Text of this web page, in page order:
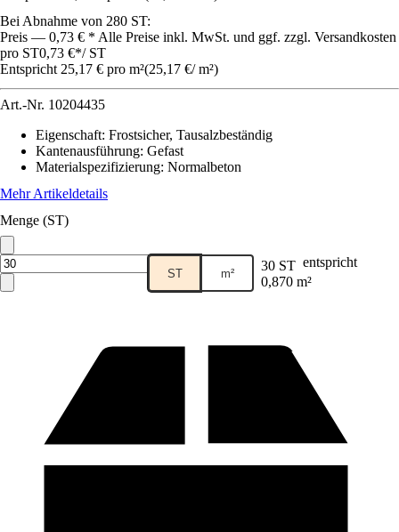
Bei Abnahme von 280 ST:
Preis — 0,73 € * Alle Preise inkl. MwSt. und ggf. zzgl. Versandkosten
pro ST0,73 €*/ ST
Entspricht 25,17 € pro m²(25,17 €/ m²)
Art.-Nr. 10204435
Eigenschaft: Frostsicher, Tausalzbeständig
Kantenausführung: Gefast
Materialspezifizierung: Normalbeton
Mehr Artikeldetails
Menge (ST)
ST m² 30 ST entspricht
0,870 m²